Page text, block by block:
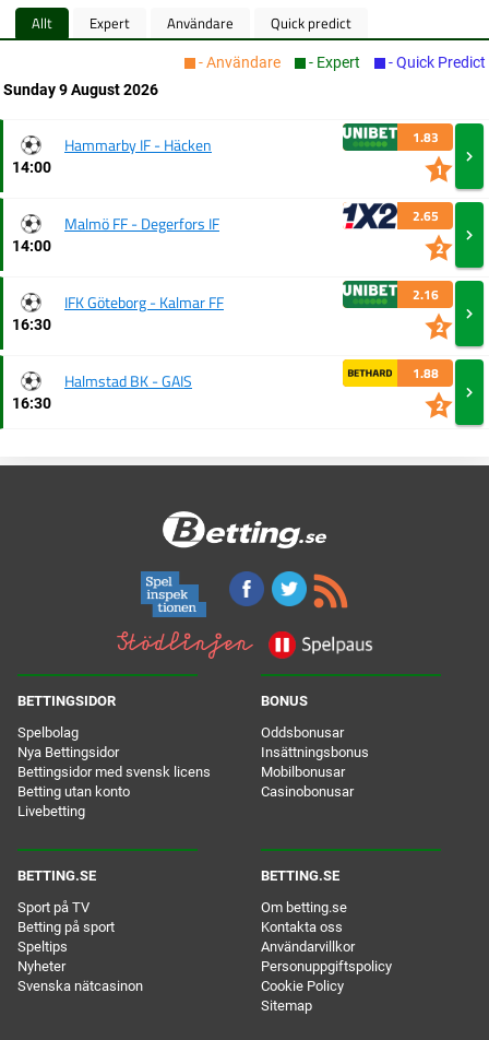
Allt Expert Användare Quick predict
Sunday 9 August 2026
- Användare - Expert - Quick Predict
14:00
Hammarby IF - Häcken 1.83
14:00
Malmö FF - Degerfors IF 2.65
16:30
IFK Göteborg - Kalmar FF 2.16
16:30
Halmstad BK - GAIS 1.88
BETTINGSIDOR
Spelbolag
Nya Bettingsidor
Bettingsidor med svensk licens
Betting utan konto
Livebetting
BONUS
Oddsbonusar
Insättningsbonus
Mobilbonusar
Casinobonusar
BETTING.SE
Sport på TV
Betting på sport
Speltips
Nyheter
Svenska nätcasinon
BETTING.SE
Om betting.se
Kontakta oss
Användarvillkor
Personuppgiftspolicy
Cookie Policy
Sitemap